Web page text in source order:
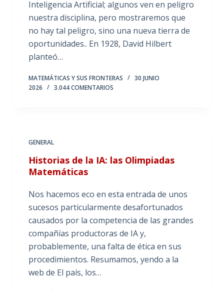
Inteligencia Artificial; algunos ven en peligro
nuestra disciplina, pero mostraremos que
no hay tal peligro, sino una nueva tierra de
oportunidades.. En 1928, David Hilbert
planteó…
MATEMÁTICAS Y SUS FRONTERAS
30 JUNIO
2026
3.044 COMENTARIOS
GENERAL
Historias de la IA: las Olimpiadas
Matemáticas
Nos hacemos eco en esta entrada de unos
sucesos particularmente desafortunados
causados por la competencia de las grandes
compañías productoras de IA y,
probablemente, una falta de ética en sus
procedimientos. Resumamos, yendo a la
web de El país, los…